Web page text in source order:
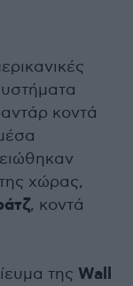
κοντά
χώρας,
, κοντά
της Wall